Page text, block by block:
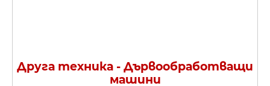
Друга техника - Дървообработващи
машини